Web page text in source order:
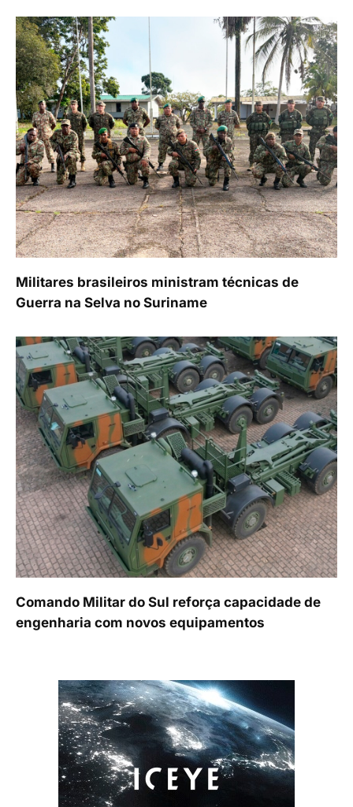
Militares brasileiros ministram técnicas de
Guerra na Selva no Suriname
Comando Militar do Sul reforça capacidade de
engenharia com novos equipamentos